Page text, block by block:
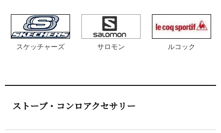
スケッチャーズ サロモン ルコック
ストーブ・コンロアクセサリー